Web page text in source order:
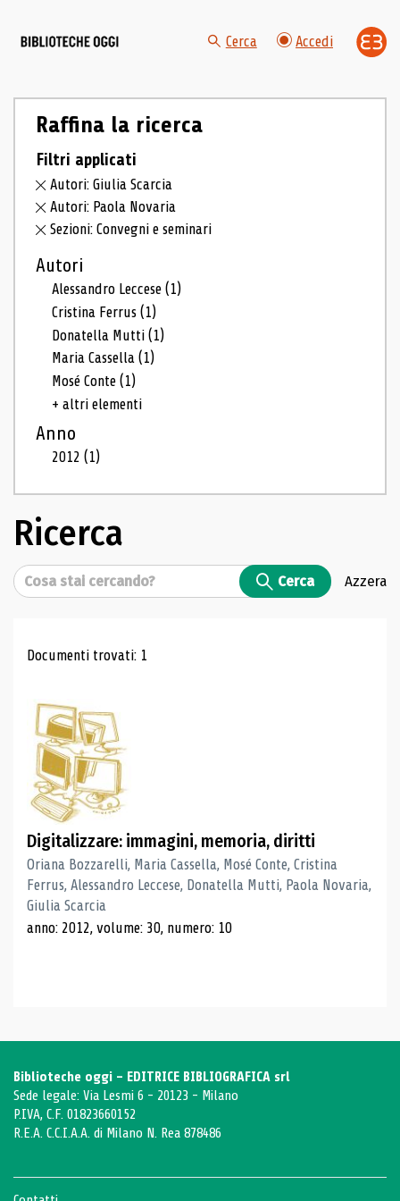
Cerca Accedi
Raffina la ricerca
Filtri applicati
Autori: Giulia Scarcia
Autori: Paola Novaria
Sezioni: Convegni e seminari
Autori
Alessandro Leccese(1)
Cristina Ferrus(1)
Donatella Mutti(1)
Maria Cassella(1)
Mosé Conte(1)
+ altri elementi
Anno
2012(1)
Ricerca
Cerca Cerca Azzera
Risultati di ricerca
Documenti trovati: 1
Digitalizzare: immagini, memoria, diritti
Oriana Bozzarelli, Maria Cassella, Mosé Conte, Cristina
Ferrus, Alessandro Leccese, Donatella Mutti, Paola Novaria,
Giulia Scarcia
anno: 2012, volume: 30, numero: 10
Biblioteche oggi - EDITRICE BIBLIOGRAFICA srl
Sede legale: Via Lesmi 6 - 20123 - Milano
P.IVA, C.F. 01823660152
R.E.A. C.C.I.A.A. di Milano N. Rea 878486